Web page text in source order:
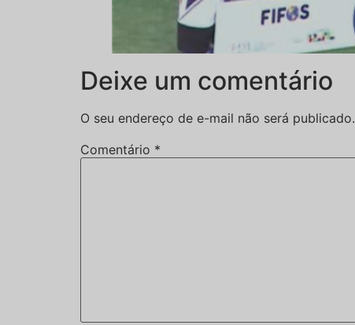
Deixe um comentário
O seu endereço de e-mail não será publicado.
Comentário *